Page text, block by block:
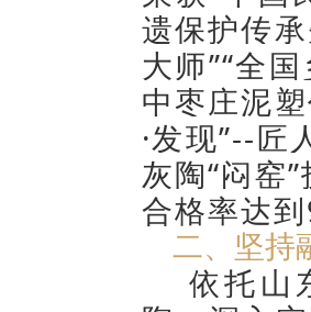
遗保护传
大师”“全
中枣庄泥
·发现”--
灰陶“闷窑
合格率达
二、坚持
依托山